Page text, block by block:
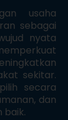
usaha
sebagai
nyata
sekitar.
secara
dan
baik.